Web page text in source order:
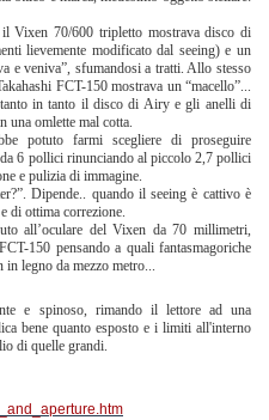
Vixen 70/600 tripletto mostrava disco di
lievemente modificato dal seeing) e un
e veniva”, sfumandosi a tratti. Allo stesso
FCT-150 mostrava un “macello”...
in tanto il disco di Airy e gli anelli di
una omlette mal cotta.
potuto farmi scegliere di proseguire
6 pollici rinunciando al piccolo 2,7 pollici
e pulizia di immagine.
Dipende.. quando il seeing è cattivo è
di ottima correzione.
all’oculare del Vixen da 70 millimetri,
150 pensando a quali fantasmagoriche
in legno da mezzo metro...
e spinoso, rimando il lettore ad una
bene quanto esposto e i limiti all'interno
di quelle grandi.